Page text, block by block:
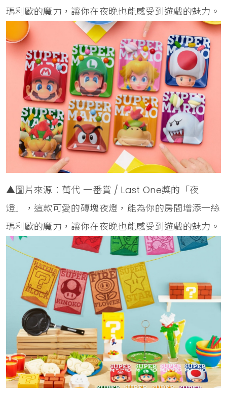
瑪利歐的魔力，讓你在夜晚也能感受到遊戲的魅力。​​​​​​​
▲圖片來源：萬代 一番賞 / Last One獎的「夜
燈」，這款可愛的磚塊夜燈，能為你的房間增添一絲
瑪利歐的魔力，讓你在夜晚也能感受到遊戲的魅力。